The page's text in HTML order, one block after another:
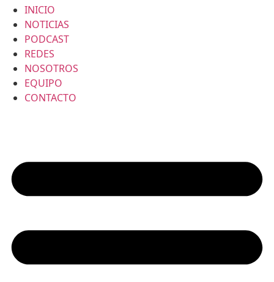
INICIO
NOTICIAS
PODCAST
REDES
NOSOTROS
EQUIPO
CONTACTO